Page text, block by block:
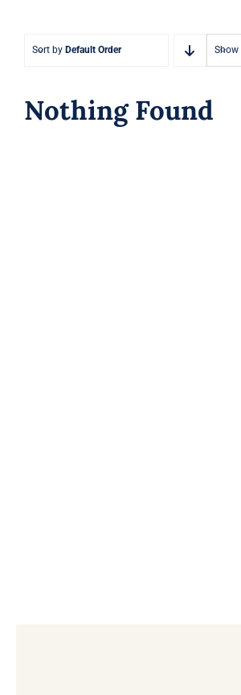
Sort by Default Order Show
Nothing Found